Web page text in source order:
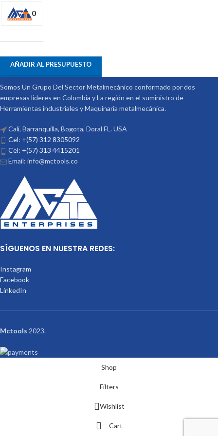
0
AÑADIR AL PRESUPUESTO
Somos Un Grupo Del Sector Metalmecánico conformado por dos
empresas lideres en Colombia y La región en el suministro de
Herramientas industriales y Maquinaria metalmecánica.
Cali, Barranquilla, Bogota, Doral FL. USA
Cel: +(57) 312 8305092
Cel: +(57) 313 4415201
Email: info@mctools.co
SÍGUENOS EN NUESTRA REDES:
Instagram
Facebook
LinkedIn
Mctools 2023.
Shop
Filters
Wishlist
Cart